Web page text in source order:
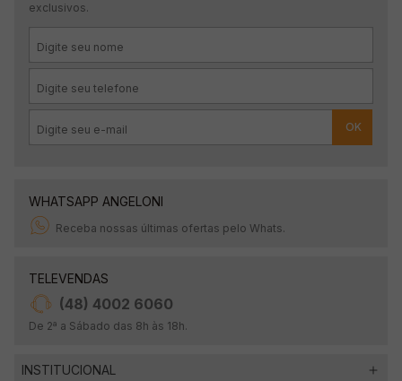
exclusivos.
OK
WHATSAPP ANGELONI
Receba nossas últimas ofertas pelo Whats.
TELEVENDAS
(48) 4002 6060
De 2ª a Sábado das 8h às 18h.
INSTITUCIONAL